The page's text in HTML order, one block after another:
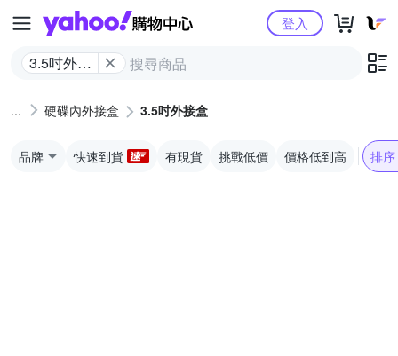
Yahoo購物中心
3.5吋外接
登入
硬碟內外接盒 3.5吋外接盒
品牌 快速到貨 有現貨 挑戰低價 價格低到高 排序